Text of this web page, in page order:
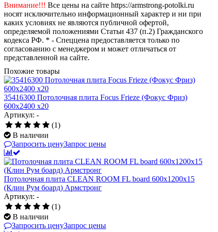
Внимание!!! Все цены на сайте https://armstrong-potolki.ru
носят исключительно информационный характер и ни при
каких условиях не являются публичной офертой,
определяемой положениями Статьи 437 (п.2) Гражданского
кодекса РФ. * - Спеццена предоставляется только по
согласованию с менеджером и может отличаться от
представленной на сайте.
Похожие товары
35416300 Потолочная плита Focus Frieze (Фокус Фриз)
600x2400 x20
Артикул: -
(1)
В наличии
Запросить ценуЗапрос цены
Потолочная плита CLEAN ROOM FL board 600x1200x15
(Клин Рум боард) Армстронг
Артикул: -
(1)
В наличии
Запросить ценуЗапрос цены